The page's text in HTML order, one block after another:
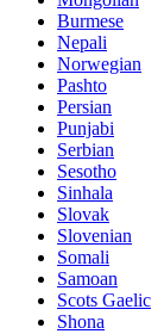
Burmese
Nepali
Norwegian
Pashto
Persian
Punjabi
Serbian
Sesotho
Sinhala
Slovak
Slovenian
Somali
Samoan
Scots Gaelic
Shona